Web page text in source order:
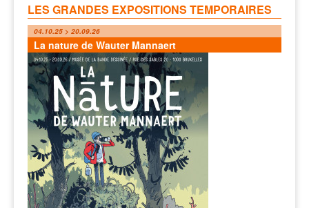
LES GRANDES EXPOSITIONS TEMPORAIRES
04.10.25 > 20.09.26
La nature de Wauter Mannaert